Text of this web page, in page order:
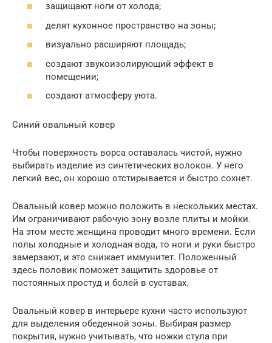
защищают ноги от холода;
делят кухонное пространство на зоны;
визуально расширяют площадь;
создают звукоизолирующий эффект в
помещении;
создают атмосферу уюта.
Синий овальный ковер
Чтобы поверхность ворса оставалась чистой, нужно
выбирать изделие из синтетических волокон. У него
легкий вес, он хорошо отстирывается и быстро сохнет.
Овальный ковер можно положить в нескольких местах.
Им ограничивают рабочую зону возле плиты и мойки.
На этом месте женщина проводит много времени. Если
полы холодные и холодная вода, то ноги и руки быстро
замерзают, и это снижает иммунитет. Положенный
здесь половик поможет защитить здоровье от
постоянных простуд и болей в суставах.
Овальный ковер в интерьере кухни часто используют
для выделения обеденной зоны. Выбирая размер
покрытия, нужно учитывать, что ножки стула при